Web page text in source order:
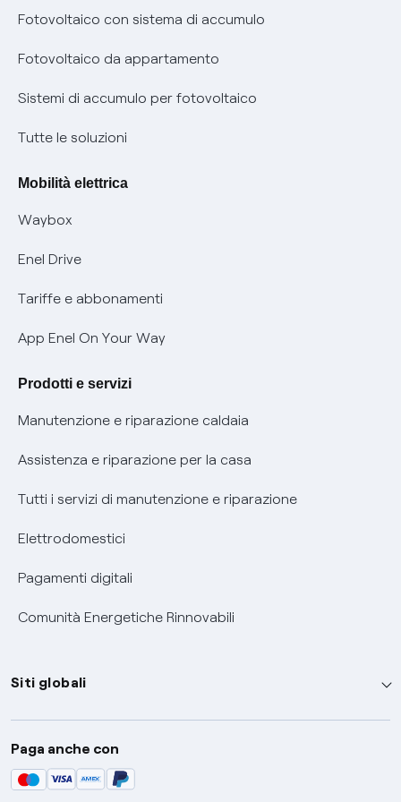
Diritto di ripensamento
Parental Control – Navigazione sicura
Informazioni precontrattuali prodotti e servizi
Condizioni generali di contratto prodotti e servizi
prescrizione
Remit
Certificazioni
Nuove regole europee per la protezione dei dati
Offerte Placet non vulnerabili
Offerta Tutela Vulnerabilità Gas
Mobilità Elettrica
Phishing e truffe online
Verifica chi ti ha chiamato
Informativa RAEE
Fotovoltaico con sistema di accumulo
Fotovoltaico da appartamento
Sistemi di accumulo per fotovoltaico
Tutte le soluzioni
Mobilità elettrica
Waybox
Enel Drive
Tariffe e abbonamenti
App Enel On Your Way
Prodotti e servizi
Manutenzione e riparazione caldaia
Assistenza e riparazione per la casa
Tutti i servizi di manutenzione e riparazione
Elettrodomestici
Pagamenti digitali
Comunità Energetiche Rinnovabili
Siti globali
Enel Group
Enel Green Power
Global Trading
Paga anche con